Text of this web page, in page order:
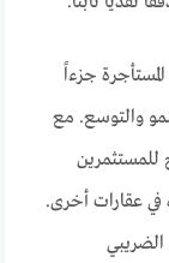
جزءاً
والتوسع. مع
للمستثمرين
في عقارات أخرى.
الضريبي